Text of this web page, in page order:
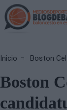
Skip
to
main
Inicio
Boston